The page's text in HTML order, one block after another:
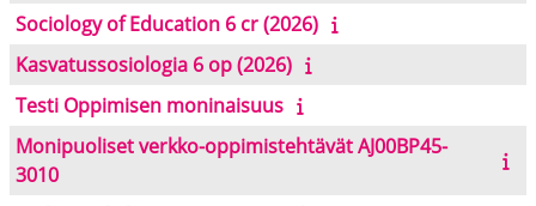
Sociology of Education 6 cr (2026)
Kasvatussosiologia 6 op (2026)
Testi Oppimisen moninaisuus
Monipuoliset verkko-oppimistehtävät AJ00BP45-
3010